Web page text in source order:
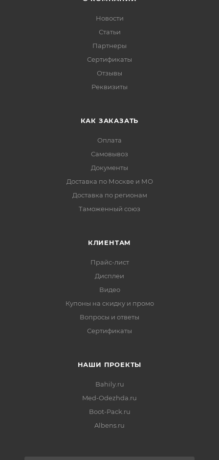
Новости
Статьи
Партнеры
Сертификаты
Отзывы
Реквизиты
КАК ЗАКАЗАТЬ
Оплата
Самовывоз
Документы
Доставка по Москве и МО
Доставка по регионам
Таможенный союз
КЛИЕНТАМ
Прайс-лист
Дисплеи
Видео
Купоны на скидку и промо
Вопросы и ответы
Сертификаты
НАШИ ПРОЕКТЫ
Bahily.ru
Med-Odezhda.ru
Boot-Pack.ru
Albens.ru